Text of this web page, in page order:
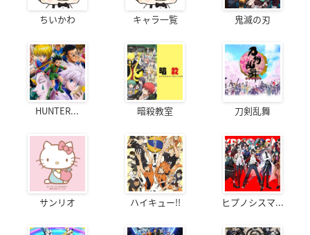
ちいかわ キャラ一覧 鬼滅の刃
HUNTER... 暗殺教室 刀剣乱舞
サンリオ ハイキュー!! ヒプノシスマ...